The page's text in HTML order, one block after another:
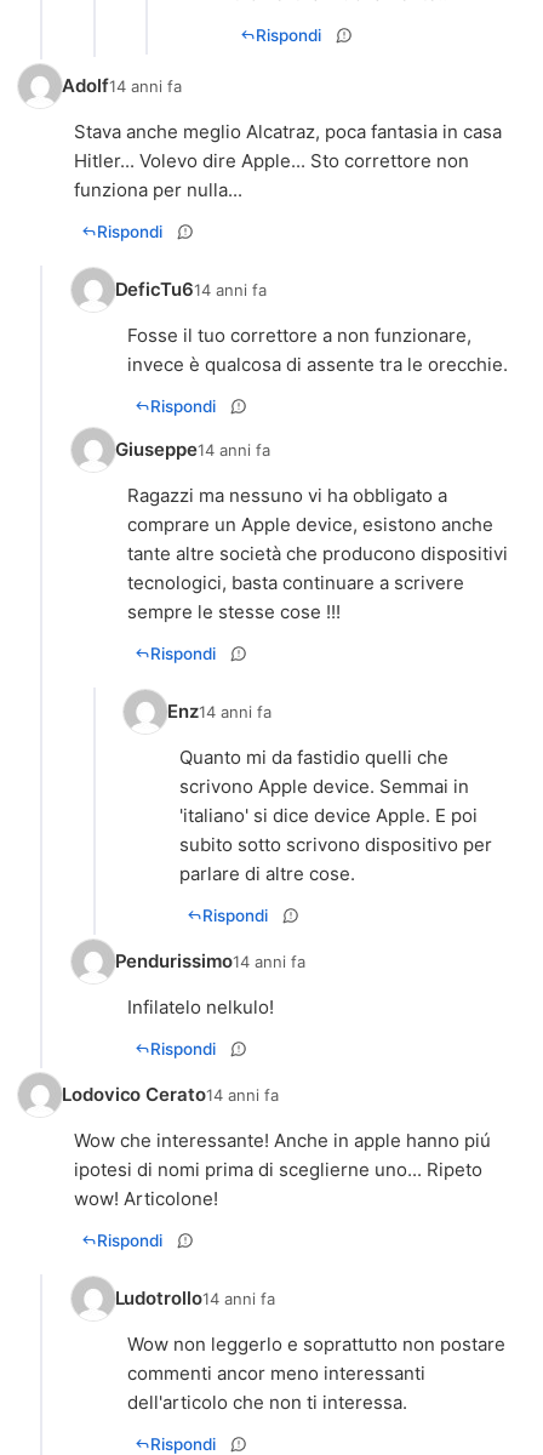
Rispondi
Adolf14 anni fa
Stava anche meglio Alcatraz, poca fantasia in casa
Hitler... Volevo dire Apple... Sto correttore non
funziona per nulla...
Rispondi
DeficTu614 anni fa
Fosse il tuo correttore a non funzionare,
invece è qualcosa di assente tra le orecchie.
Rispondi
Giuseppe14 anni fa
Ragazzi ma nessuno vi ha obbligato a
comprare un Apple device, esistono anche
tante altre società che producono dispositivi
tecnologici, basta continuare a scrivere
sempre le stesse cose !!!
Rispondi
Enz14 anni fa
Quanto mi da fastidio quelli che
scrivono Apple device. Semmai in
'italiano' si dice device Apple. E poi
subito sotto scrivono dispositivo per
parlare di altre cose.
Rispondi
Pendurissimo14 anni fa
Infilatelo nelkulo!
Rispondi
Lodovico Cerato14 anni fa
Wow che interessante! Anche in apple hanno piú
ipotesi di nomi prima di sceglierne uno... Ripeto
wow! Articolone!
Rispondi
Ludotrollo14 anni fa
Wow non leggerlo e soprattutto non postare
commenti ancor meno interessanti
dell'articolo che non ti interessa.
Rispondi